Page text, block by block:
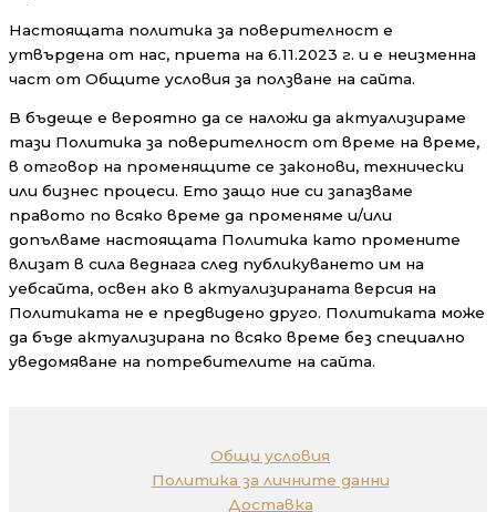
Настоящата политика за поверителност е
утвърдена от нас, приета на 6.11.2023 г. и е неизменна
част от Общите условия за ползване на сайта.
В бъдеще е вероятно да се наложи да актуализираме
тази Политика за поверителност от време на време,
в отговор на променящите се законови, технически
или бизнес процеси. Ето защо ние си запазваме
правото по всяко време да променяме и/или
допълваме настоящата Политика като промените
влизат в сила веднага след публикуването им на
уебсайта, освен ако в актуализираната версия на
Политиката не е предвидено друго. Политиката може
да бъде актуализирана по всяко време без специално
уведомяване на потребителите на сайта.
Общи условия
Политика за личните данни
Доставка